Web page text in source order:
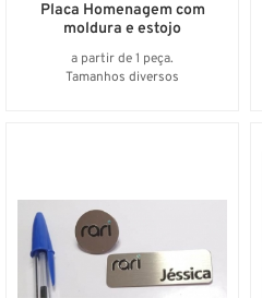
a partir de 1 peça.
Tamanhos diversos
Placa Homenagem com
moldura e estojo